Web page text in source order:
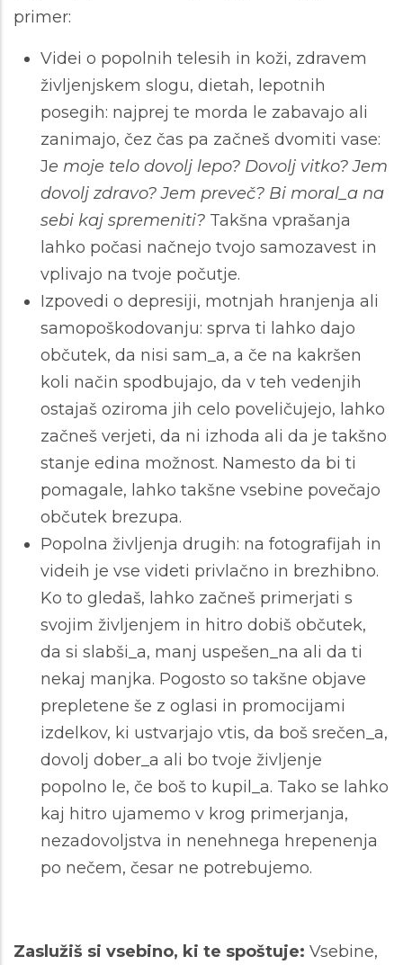
primer:
Videi o popolnih telesih in koži, zdravem
življenjskem slogu, dietah, lepotnih
posegih: najprej te morda le zabavajo ali
zanimajo, čez čas pa začneš dvomiti vase:
Je moje telo dovolj lepo? Dovolj vitko? Jem
dovolj zdravo? Jem preveč? Bi moral_a na
sebi kaj spremeniti? Takšna vprašanja
lahko počasi načnejo tvojo samozavest in
vplivajo na tvoje počutje.
Izpovedi o depresiji, motnjah hranjenja ali
samopoškodovanju: sprva ti lahko dajo
občutek, da nisi sam_a, a če na kakršen
koli način spodbujajo, da v teh vedenjih
ostajaš oziroma jih celo poveličujejo, lahko
začneš verjeti, da ni izhoda ali da je takšno
stanje edina možnost. Namesto da bi ti
pomagale, lahko takšne vsebine povečajo
občutek brezupa.
Popolna življenja drugih: na fotografijah in
videih je vse videti privlačno in brezhibno.
Ko to gledaš, lahko začneš primerjati s
svojim življenjem in hitro dobiš občutek,
da si slabši_a, manj uspešen_na ali da ti
nekaj manjka. Pogosto so takšne objave
prepletene še z oglasi in promocijami
izdelkov, ki ustvarjajo vtis, da boš srečen_a,
dovolj dober_a ali bo tvoje življenje
popolno le, če boš to kupil_a. Tako se lahko
kaj hitro ujamemo v krog primerjanja,
nezadovoljstva in nenehnega hrepenenja
po nečem, česar ne potrebujemo.
Zaslužiš si vsebino, ki te spoštuje: Vsebine,